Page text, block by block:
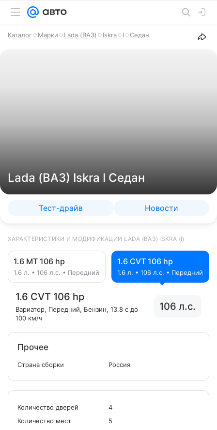
Каталог Марки Lada (ВАЗ) Iskra I Седан
Lada (ВАЗ) Iskra I Седан
Тест-драйв Новости
ХАРАКТЕРИСТИКИ И МОДИФИКАЦИИ LADA (ВАЗ) ISKRA (I)
1.6 MT 106 hp
1.6 л. • 106 л.с. • Передний
1.6 CVT 106 hp
1.6 л. • 106 л.с. • Передний
1.6 CVT 106 hp
Вариатор, Передний, Бензин, 13.8 с до
100 км/ч
106 л.с.
Прочее
Страна сборки Россия
Количество дверей
4
Количество мест
5